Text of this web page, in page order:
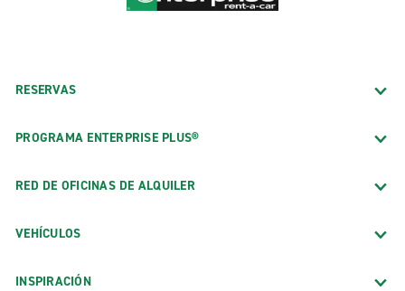
RESERVAS
PROGRAMA ENTERPRISE PLUS®
RED DE OFICINAS DE ALQUILER
VEHÍCULOS
INSPIRACIÓN